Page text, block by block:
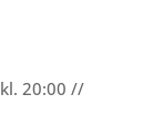
20:00 //